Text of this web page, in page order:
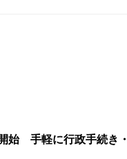
始 手軽に行政手続き・